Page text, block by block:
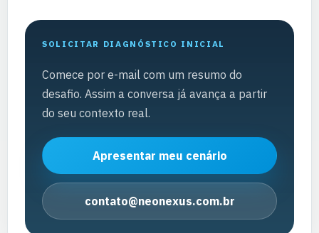
SOLICITAR DIAGNÓSTICO INICIAL
Comece por e-mail com um resumo do
desafio. Assim a conversa já avança a partir
do seu contexto real.
Apresentar meu cenário
contato@neonexus.com.br